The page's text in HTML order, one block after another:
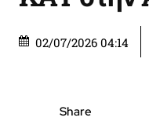
02/07/2026 04:14
Share